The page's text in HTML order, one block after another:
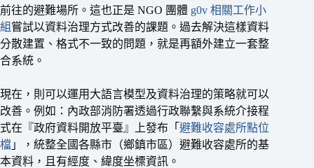
前往的避難場所。這也正是 NGO 團體 g0v 相關工作小
組嘗試以資料治理方式改善的課題。過去解決這樣資料
分散建置、格式不一致的問題，就是再額外建立一套整
合系統。
現在，則可以運用大語言模型及資料治理的策略就可以
改善。例如：內政部消防署透過行政聯繫與系統介接程
式在『政府資料開放平臺』上發布「 避難收容處所點位
檔 」，統整全國各縣市（鄉鎮市區）避難收容處所的基
本資料，且有經度、緯度坐標資訊。